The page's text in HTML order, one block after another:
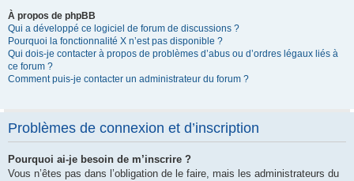
À propos de phpBB
Qui a développé ce logiciel de forum de discussions ?
Pourquoi la fonctionnalité X n’est pas disponible ?
Qui dois-je contacter à propos de problèmes d’abus ou d’ordres légaux liés à
ce forum ?
Comment puis-je contacter un administrateur du forum ?
Problèmes de connexion et d’inscription
Pourquoi ai-je besoin de m’inscrire ?
Vous n’êtes pas dans l’obligation de le faire, mais les administrateurs du